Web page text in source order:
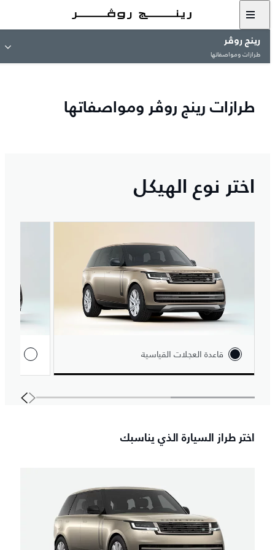
رينج روڤر
طرازات ومواصفاتها
طرازات رينج روڤر ومواصفاتها
اختر نوع الهيكل
قاعدة العجلات القياسية
اختر طراز السيارة الذي يناسبك